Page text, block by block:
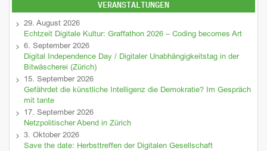
VERANSTALTUNGEN
29. August 2026
Echtzeit Digitale Kultur: Graffathon 2026 – Coding becomes Art
6. September 2026
Digital Independence Day / Digitaler Unabhängigkeitstag in der
Bitwäscherei (Zürich)
15. September 2026
Gefährdet die künstliche Intelligenz die Demokratie? Im Gespräch
mit tante
17. September 2026
Netzpolitischer Abend in Zürich
3. Oktober 2026
Save the date: Herbsttreffen der Digitalen Gesellschaft